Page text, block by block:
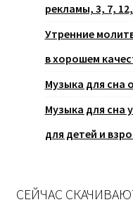
рекламы, 3, 7,
Утренние
в хорошем
Музыка для сна
Музыка для сна
для детей и
СЕЙЧАС